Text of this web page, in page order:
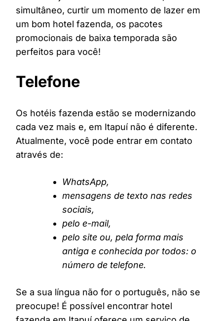
simultâneo, curtir um momento de lazer em
um bom hotel fazenda, os pacotes
promocionais de baixa temporada são
perfeitos para você!
Telefone
Os hotéis fazenda estão se modernizando
cada vez mais e, em Itapuí não é diferente.
Atualmente, você pode entrar em contato
através de:
WhatsApp,
mensagens de texto nas redes
sociais,
pelo e-mail,
pelo site ou, pela forma mais
antiga e conhecida por todos: o
número de telefone.
Se a sua língua não for o português, não se
preocupe! É possível encontrar hotel